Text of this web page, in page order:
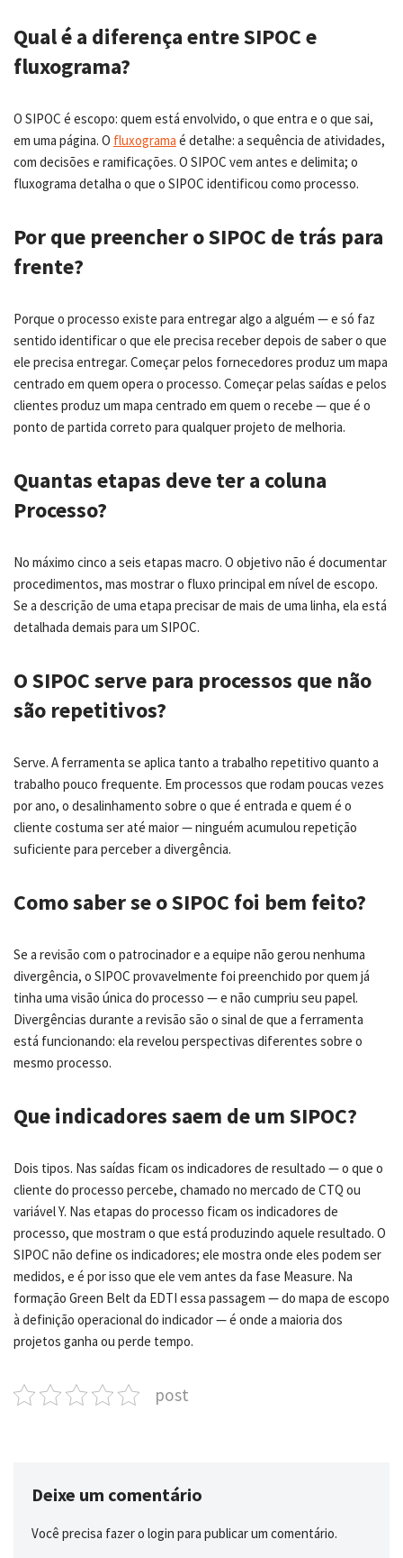
Qual é a diferença entre SIPOC e
fluxograma?
O SIPOC é escopo: quem está envolvido, o que entra e o que sai,
em uma página. O fluxograma é detalhe: a sequência de atividades,
com decisões e ramificações. O SIPOC vem antes e delimita; o
fluxograma detalha o que o SIPOC identificou como processo.
Por que preencher o SIPOC de trás para
frente?
Porque o processo existe para entregar algo a alguém — e só faz
sentido identificar o que ele precisa receber depois de saber o que
ele precisa entregar. Começar pelos fornecedores produz um mapa
centrado em quem opera o processo. Começar pelas saídas e pelos
clientes produz um mapa centrado em quem o recebe — que é o
ponto de partida correto para qualquer projeto de melhoria.
Quantas etapas deve ter a coluna
Processo?
No máximo cinco a seis etapas macro. O objetivo não é documentar
procedimentos, mas mostrar o fluxo principal em nível de escopo.
Se a descrição de uma etapa precisar de mais de uma linha, ela está
detalhada demais para um SIPOC.
O SIPOC serve para processos que não
são repetitivos?
Serve. A ferramenta se aplica tanto a trabalho repetitivo quanto a
trabalho pouco frequente. Em processos que rodam poucas vezes
por ano, o desalinhamento sobre o que é entrada e quem é o
cliente costuma ser até maior — ninguém acumulou repetição
suficiente para perceber a divergência.
Como saber se o SIPOC foi bem feito?
Se a revisão com o patrocinador e a equipe não gerou nenhuma
divergência, o SIPOC provavelmente foi preenchido por quem já
tinha uma visão única do processo — e não cumpriu seu papel.
Divergências durante a revisão são o sinal de que a ferramenta
está funcionando: ela revelou perspectivas diferentes sobre o
mesmo processo.
Que indicadores saem de um SIPOC?
Dois tipos. Nas saídas ficam os indicadores de resultado — o que o
cliente do processo percebe, chamado no mercado de CTQ ou
variável Y. Nas etapas do processo ficam os indicadores de
processo, que mostram o que está produzindo aquele resultado. O
SIPOC não define os indicadores; ele mostra onde eles podem ser
medidos, e é por isso que ele vem antes da fase Measure. Na
formação Green Belt da EDTI essa passagem — do mapa de escopo
à definição operacional do indicador — é onde a maioria dos
projetos ganha ou perde tempo.
post
Deixe um comentário
Você precisa fazer o login para publicar um comentário.